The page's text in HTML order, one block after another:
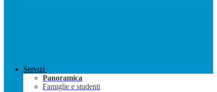
Servizi
Panoramica
Famiglie e studenti